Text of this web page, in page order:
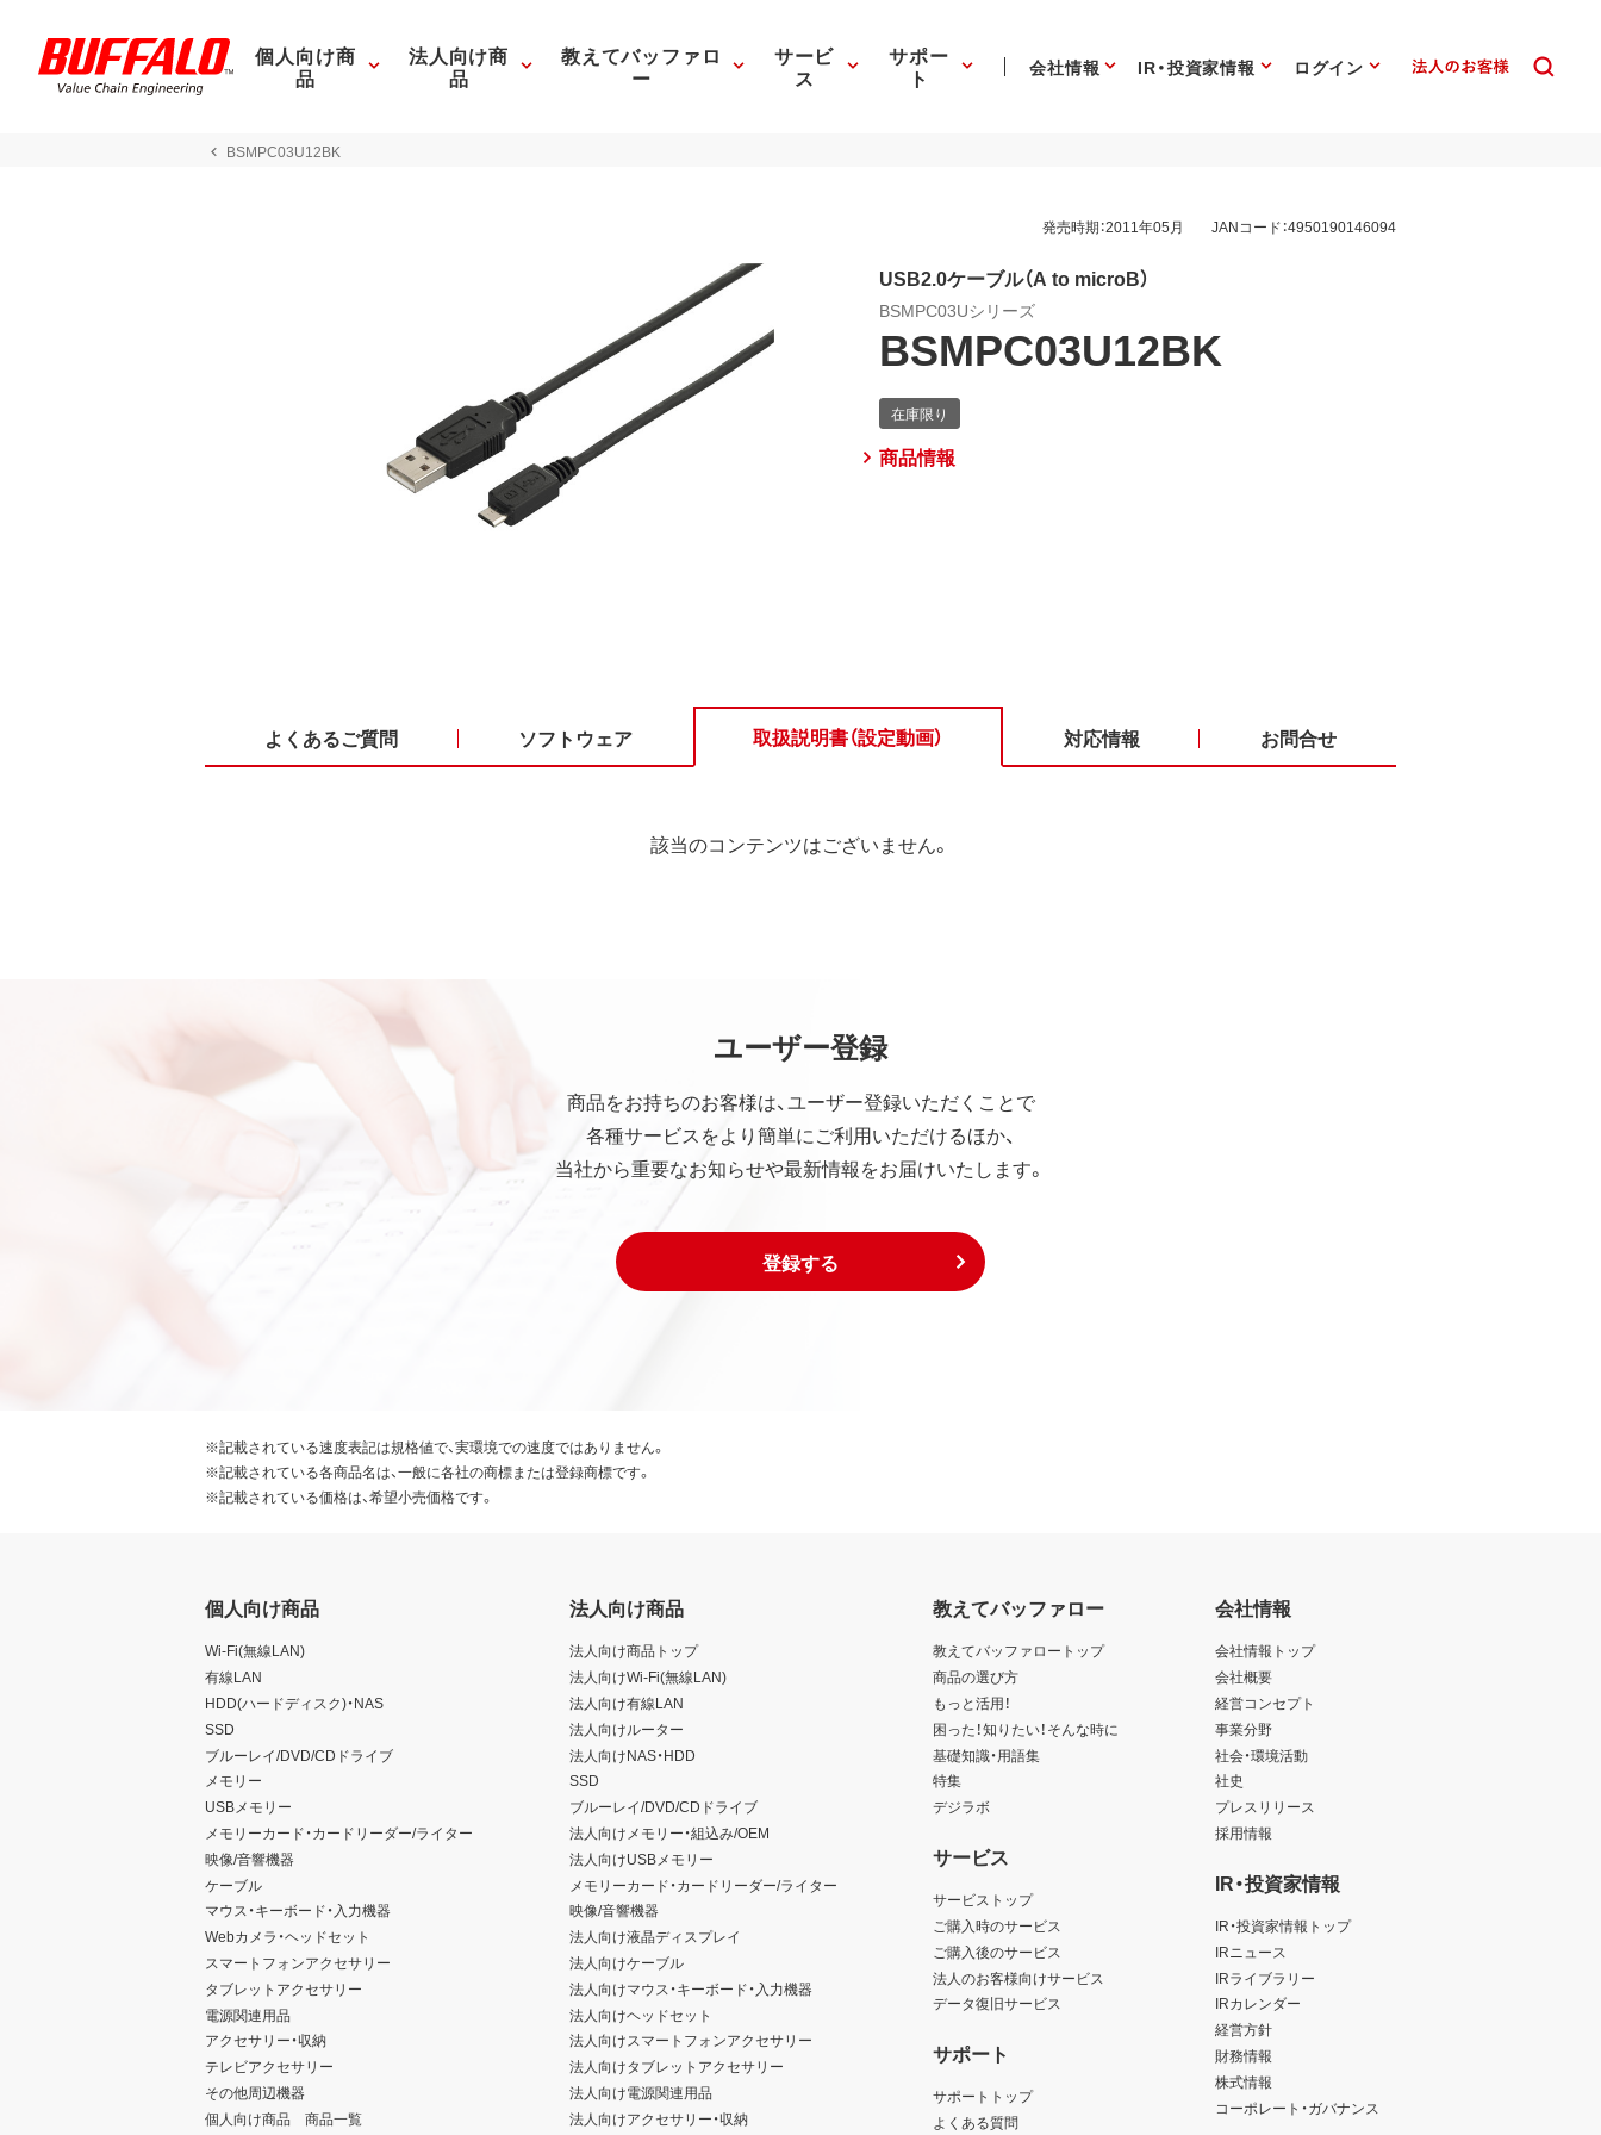
個人向け商
品
法人向け商
品
教えてバッファロ
ー
サービ
ス
サポー
ト 会社情報 IR・投資家情報 ログイン
BSMPC03U12BK
発売時期：2011年05月 JANコード：4950190146094
USB2.0ケーブル（A to microB）
BSMPC03Uシリーズ
BSMPC03U12BK
商品情報
よくあるご質問 ソフトウェア 取扱説明書（設定動画） 対応情報 お問合せ
該当のコンテンツはございません。
ユーザー登録
商品をお持ちのお客様は、ユーザー登録いただくことで
各種サービスをより簡単にご利用いただけるほか、
当社から重要なお知らせや最新情報をお届けいたします。
登録する
※記載されている速度表記は規格値で、実環境での速度ではありません。
※記載されている各商品名は、一般に各社の商標または登録商標です。
※記載されている価格は、希望小売価格です。
個人向け商品
Wi-Fi(無線LAN)
有線LAN
HDD(ハードディスク)・NAS
SSD
ブルーレイ/DVD/CDドライブ
メモリー
USBメモリー
メモリーカード・カードリーダー/ライター
映像/音響機器
ケーブル
マウス・キーボード・入力機器
Webカメラ・ヘッドセット
スマートフォンアクセサリー
タブレットアクセサリー
電源関連用品
アクセサリー・収納
テレビアクセサリー
その他周辺機器
個人向け商品 商品一覧
法人向け商品
法人向け商品トップ
法人向けWi-Fi(無線LAN)
法人向け有線LAN
法人向けルーター
法人向けNAS・HDD
SSD
ブルーレイ/DVD/CDドライブ
法人向けメモリー・組込み/OEM
法人向けUSBメモリー
メモリーカード・カードリーダー/ライター
映像/音響機器
法人向け液晶ディスプレイ
法人向けケーブル
法人向けマウス・キーボード・入力機器
法人向けヘッドセット
法人向けスマートフォンアクセサリー
法人向けタブレットアクセサリー
法人向け電源関連用品
法人向けアクセサリー・収納
教えてバッファロー
教えてバッファロートップ
商品の選び方
もっと活用！
困った！知りたい！そんな時に
基礎知識・用語集
特集
デジラボ
サービス
サービストップ
ご購入時のサービス
ご購入後のサービス
法人のお客様向けサービス
データ復旧サービス
サポート
サポートトップ
よくある質問
会社情報
会社情報トップ
会社概要
経営コンセプト
事業分野
社会・環境活動
社史
プレスリリース
採用情報
IR・投資家情報
IR・投資家情報トップ
IRニュース
IRライブラリー
IRカレンダー
経営方針
財務情報
株式情報
コーポレート・ガバナンス